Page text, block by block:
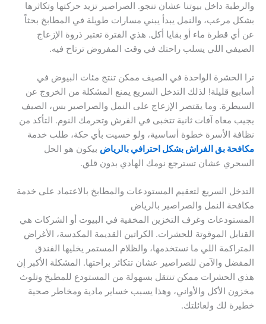
والرطبة داخل بيوتنا عشان تنجو. الصراصير تزيد حركتها وتكاثرها
بشكل مرعب، والنمل يبدأ يبني مسارات طويلة في المطابخ بحثاً
عن أي قطرة ماء أو بقايا أكل. هذي الفترة تعتبر ذروة الإزعاج
الصيفي اللي يسلب راحتك في وقت المفروض ترتاح فيه.
ترا الحشرة الواحدة في الصيف ممكن تنتج مئات البيوض في
أسابيع قليلة! لذلك التدخل السريع يمنع المشكلة من الخروج عن
السيطرة. وما يقتصر الإزعاج على النمل والصراصير بس، الصيف
يجيب معاه آفات ثانية تتخبى في الفرش وتحرمك النوم. التأكد من
نظافة الأسرة خطوة أساسية، ولو حسيت بأي حكة، طلب خدمة
مكافحة بق الفراش بشكل احترافي بالرياض بيكون هو الحل
السحري عشان تسترجع نومك الهادي بدون قلق.
التدخل السريع لتعقيم المستودعات والمطابخ بالاعتماد على خدمة
مكافحة النمل والصراصير بالرياض
المستودعات وغرف التخزين المخفية في البيوت أو الشركات هي
القنابل الموقوتة للحشرات. الكراتين القديمة المكدسة، الأغراض
المتراكمة اللي ما نستخدمها، والظلام المستمر يخليها الفندق
المفضل والآمن للصراصير عشان تتكاثر براحتها. المشكلة الأكبر إن
هذي الحشرات ممكن تنتقل بسهولة من المستودع للمطبخ وتلوث
مخزون الأكل والأواني، وهذا يسبب خساير مادية ومخاطر صحية
خطيرة لك ولعائلتك.